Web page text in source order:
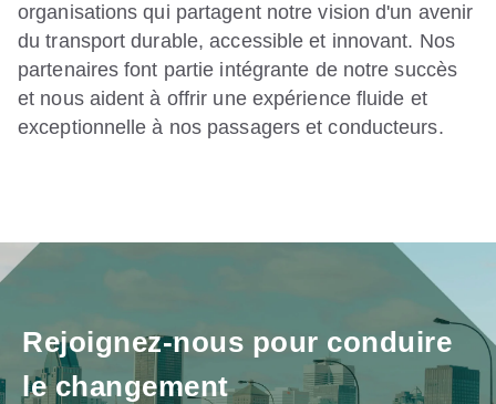
organisations qui partagent notre vision d'un avenir
du transport durable, accessible et innovant. Nos
partenaires font partie intégrante de notre succès
et nous aident à offrir une expérience fluide et
exceptionnelle à nos passagers et conducteurs.
Rejoignez-nous pour conduire
le changement